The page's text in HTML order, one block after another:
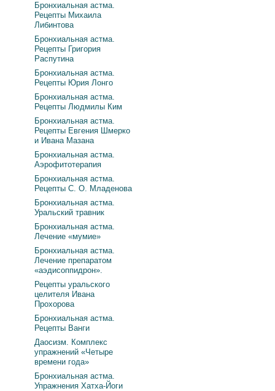
Бронхиальная астма.
Рецепты Михаила
Либинтова
Бронхиальная астма.
Рецепты Григория
Распутина
Бронхиальная астма.
Рецепты Юрия Лонго
Бронхиальная астма.
Рецепты Людмилы Ким
Бронхиальная астма.
Рецепты Евгения Шмерко
и Ивана Мазана
Бронхиальная астма.
Аэрофитотерапия
Бронхиальная астма.
Рецепты С. О. Младенова
Бронхиальная астма.
Уральский травник
Бронхиальная астма.
Лечение «мумие»
Бронхиальная астма.
Лечение препаратом
«аэдисоппидрон».
Рецепты уральского
целителя Ивана
Прохорова
Бронхиальная астма.
Рецепты Ванги
Даосизм. Комплекс
упражнений «Четыре
времени года»
Бронхиальная астма.
Упражнения Хатха-Йоги